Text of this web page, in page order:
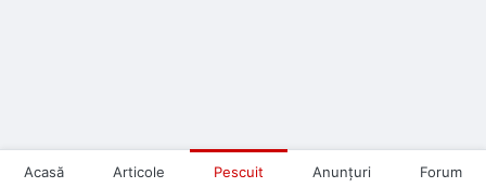
Acasă Articole Pescuit Anunţuri Forum